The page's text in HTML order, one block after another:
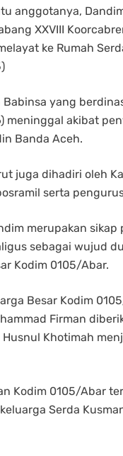
anggotanya,
XXVIII
ke Rumah
yang
meninggal akibat
Banda Aceh.
juga dihadiri oleh
serta
merupakan
sebagai wujud
Kodim 0105/Abar.
Besar Kodim
Firman
Husnul Khotimah
Kodim 0105/Abar
Serda